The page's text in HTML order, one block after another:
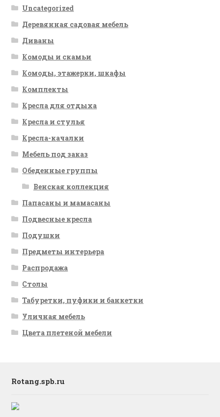
Uncategorized
Деревянная садовая мебель
Диваны
Комоды и скамьи
Комоды, этажерки, шкафы
Комплекты
Кресла для отдыха
Кресла и стулья
Кресла-качалки
Мебель под заказ
Обеденные группы
Венская коллекция
Папасаны и мамасаны
Подвесные кресла
Подушки
Предметы интерьера
Распродажа
Столы
Табуретки, пуфики и банкетки
Уличная мебель
Цвета плетеной мебели
Rotang.spb.ru